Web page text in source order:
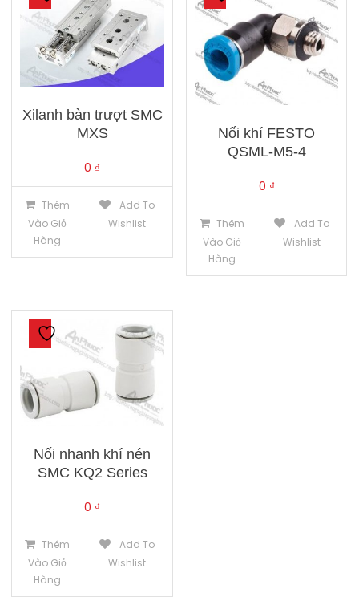
Xilanh bàn trượt SMC
MXS
0 ₫
Thêm
Vào Giỏ
Hàng
Add To
Wishlist
Nối khí FESTO
QSML-M5-4
0 ₫
Thêm
Vào Giỏ
Hàng
Add To
Wishlist
Nối nhanh khí nén
SMC KQ2 Series
0 ₫
Thêm
Vào Giỏ
Hàng
Add To
Wishlist